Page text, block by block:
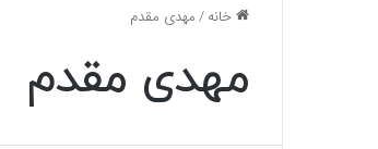
خانه/مهدی مقدم
مهدی مقدم